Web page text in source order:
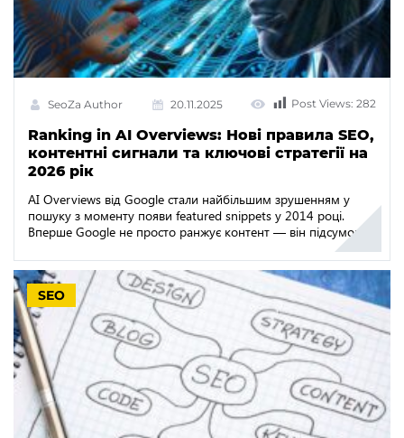
SeoZa Author 20.11.2025 Post Views: 282
Ranking in AI Overviews: Нові правила SEO,
контентні сигнали та ключові стратегії на
2026 рік
AI Overviews від Google стали найбільшим зрушенням у
пошуку з моменту появи featured snippets у 2014 році.
Вперше Google не просто ранжує контент — він підсумовує
його, переосмислює та безпосередньо відповідає на запити
користувачів. Ця трансформація кардинально змінила те, як
люди взаємодіють із результатами пошуку та як вебсайти
отримують трафік. Вплив уже можна виміряти. Багато […]
SEO